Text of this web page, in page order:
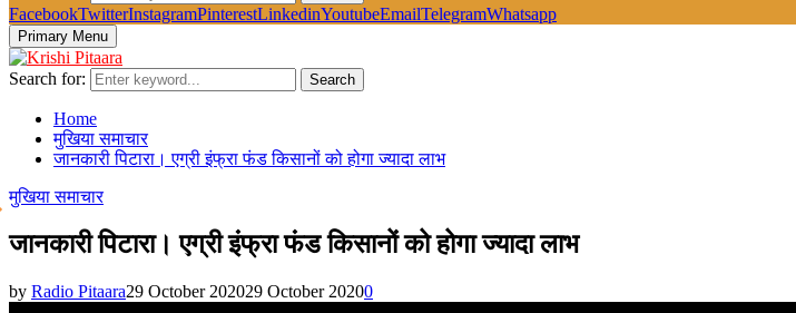
FacebookTwitterInstagramPinterestLinkedinYoutubeEmailTelegramWhatsapp
Primary Menu
Search for: Search
Home
मुखिया समाचार
जानकारी पिटारा। एग्री इंफ्रा फंड किसानों को होगा ज्यादा लाभ
मुखिया समाचार
जानकारी पिटारा। एग्री इंफ्रा फंड किसानों को होगा ज्यादा लाभ
by Radio Pitaara29 October 202029 October 20200